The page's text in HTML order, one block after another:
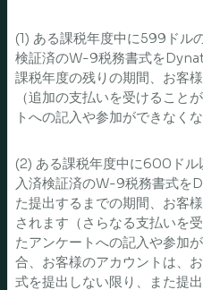
(1) ある課税年度中に599ドル
検証済のW-9税務書式を
課税年度の残りの期間、お客
（追加の支払いを受けること
トへの記入や参加ができなくな
(2) ある課税年度中に600ドル
入済検証済のW-9税務書式を
た提出するまでの期間、お客
されます（さらなる支払いを
たアンケートへの記入や参加
合、お客様のアカウントは、
式を提出しない限り、また提